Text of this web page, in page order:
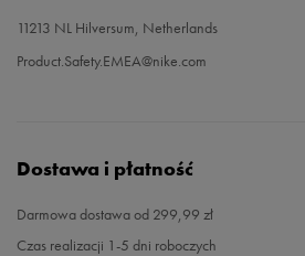
11213 NL Hilversum, Netherlands
Product.Safety.EMEA@nike.com
Dostawa i płatność
Darmowa dostawa od 299,99 zł
Czas realizacji 1-5 dni roboczych